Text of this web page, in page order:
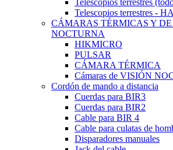
Telescopios terrestres
Telescopios terrestres -
CÁMARAS TÉRMICAS Y
NOCTURNA
HIKMICRO
PULSAR
CÁMARA TÉRMICA
Cámaras de VISIÓN
Cordón de mando a distancia
Cuerdas para BIR3
Cuerdas para BIR2
Cable para BIR 4
Cable para culatas de
Disparadores manuales